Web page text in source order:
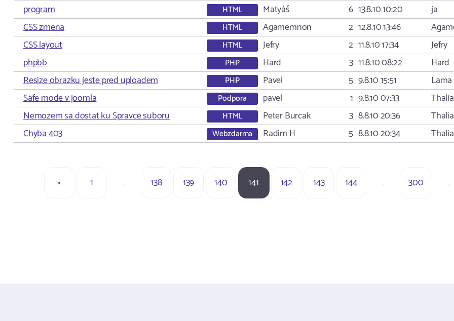
program
HTML Matyáš 6 13.8.10 10:20
ja
CSS zmena
HTML Agamemnon 2 12.8.10 13:46
CSS layout
HTML Jefry 2 11.8.10 17:34
Jefry
phpbb
PHP Hard 3 11.8.10 08:22
Hard
Resize obrazku jeste pred uploadem
PHP Pavel 5 9.8.10 15:51
Lama
Safe mode v joomla
Podpora pavel 1 9.8.10 07:33
Thalia
Nemozem sa dostat ku Spravce suboru
HTML Peter Burcak 3 8.8.10 20:36
Thalia
Chyba 403
Webzdarma Radim H 5 8.8.10 20:34 Thalia
« 1 … 138 139 140 141 142 143 144 … 300 …